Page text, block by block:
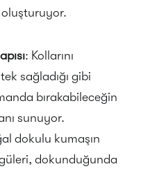
: Kollarını
sağladığı gibi
bırakabileceğin
sunuyor.
dokulu kumaşın
dokunduğunda